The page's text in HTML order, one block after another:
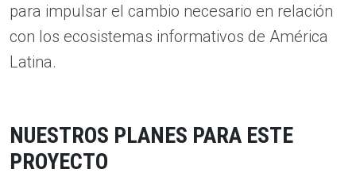
para impulsar el cambio necesario en relación
con los ecosistemas informativos de América
Latina.
NUESTROS PLANES PARA ESTE
PROYECTO